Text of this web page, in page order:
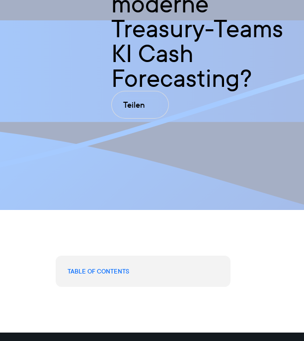
Treasury-Teams
KI Cash
Forecasting?
Teilen
TABLE OF CONTENTS